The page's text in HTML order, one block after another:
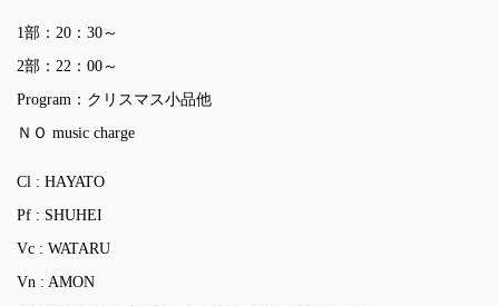
1部：20：30～
2部：22：00～
Program：クリスマス小品他
ＮＯ music charge
Cl : HAYATO
Pf : SHUHEI
Vc : WATARU
Vn : AMON